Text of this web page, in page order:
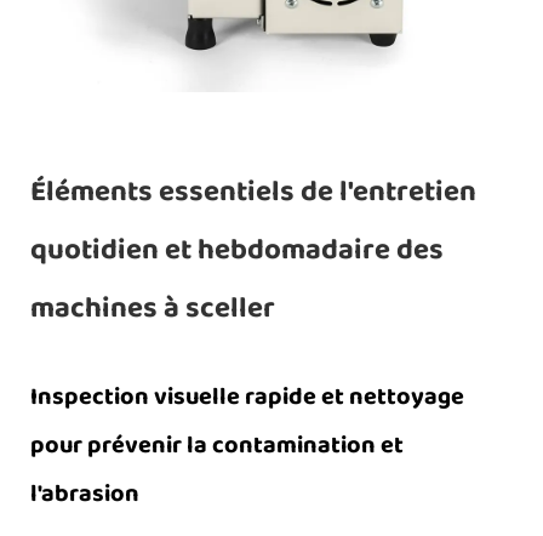
Éléments essentiels de l'entretien
quotidien et hebdomadaire des
machines à sceller
Inspection visuelle rapide et nettoyage
pour prévenir la contamination et
l'abrasion